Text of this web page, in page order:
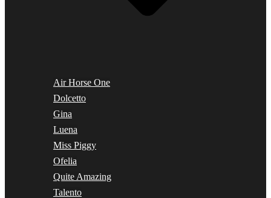
Air Horse One
Dolcetto
Gina
Luena
Miss Piggy
Ofelia
Quite Amazing
Talento